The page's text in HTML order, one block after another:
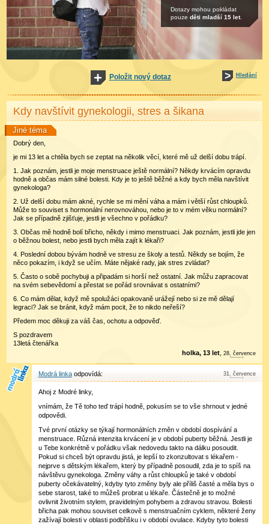
Dotazy mohou pokládat
pouze děti mladší 15 let.
Položit nový dotaz Hledání
Kdy navštívit gynekologii, stres a šikana
Jiné téma
Dobrý den,
je mi 13 let a chtěla bych se zeptat na několik věcí, které mě už delší dobu trápí.
1. Jak poznám, jestli je moje menstruace ještě normální? Někdy krvácím opravdu
hodně a občas mám silné bolesti. Kdy je to ještě běžné a kdy bych měla navštívit
gynekologa?
2. Už delší dobu mám akné, rychle se mi mění váha a mám i větší růst chloupků.
Může to souviset s hormonální nerovnováhou, nebo je to v mém věku normální?
Jak se případně zjišťuje, jestli je všechno v pořádku?
3. Občas mě hodně bolí břicho, někdy i mimo menstruaci. Jak poznám, jestli jde jen
o běžnou bolest, nebo jestli bych měla zajít k lékaři?
4. Poslední dobou bývám hodně ve stresu ze školy a testů. Někdy se bojím, že
něco pokazím, i když se učím. Máte nějaké rady, jak stres zvládat?
5. Často o sobě pochybuji a připadám si horší než ostatní. Jak můžu zapracovat
na svém sebevědomí a přestat se pořád srovnávat s ostatními?
6. Co mám dělat, když mě spolužáci opakovaně urážejí nebo si ze mě dělají
legraci? Jak se bránit, když mám pocit, že to nikdo neřeší?
Předem moc děkuji za váš čas, ochotu a odpověď.
S pozdravem
13letá čtenářka
holka, 13 let ,28. července
Modrá linka 31 července
Ahoj z Modré linky,
vnímám, že Tě toho teď trápí hodně, pokusím se to vše shrnout v jedné
odpovědi.
Tvé první otázky se týkají hormonálních změn v období dospívání a
menstruace. Různá intenzita krvácení je v období puberty běžná. Jestli je
u Tebe konkrétně v pořádku však nedovedu takto na dálku posoudit.
Pokud si chceš být opravdu jistá, je lepší to zkonzultovat s lékařem -
nejprve s dětským lékařem, který by případně posoudil, zda je to spíš na
návštěvu gynekologa. Změny váhy a růst chloupků je také v období
puberty očekávatelný, kdyby tyto změny byly ale příliš časté a měla bys o
sebe starost, také to můžeš probrat u lékaře. Částečně je to možné
ovlivnit životním stylem, pravidelným pohybem a zdravou stravou. Bolesti
břicha pak mohou souviset celkově s menstruačním cyklem, některé ženy
zažívají bolesti v oblasti podbřišku i v období ovulace. Kdyby tyto bolesti